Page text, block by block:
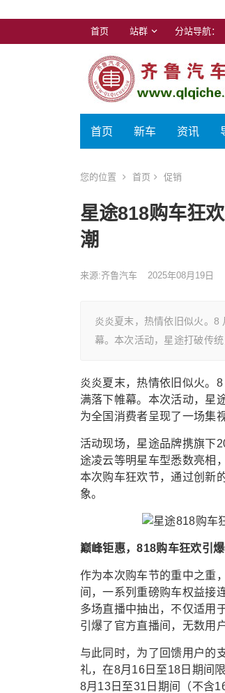
首页 站群 分站导航：
首页 新车 资讯
您的位置 首页 促销
星途818购车狂
潮
来源:齐鲁汽车 2025年08月19日
炎炎夏末，热情依旧似火。8
幕。本次活动，星途打破传
炎炎夏末，热情依旧似火。
满落下帷幕。本次活动，星
为全国消费者呈现了一场集
活动现场，星途品牌携旗下
途凌云等明星车型悉数亮相
本次购车狂欢节，通过创新
象。
巅峰钜惠，818购车狂欢引
作为本次购车节的重中之重
间，一系列重磅购车权益接
多场直播中抽出，不仅适用
引爆了官方直播间，无数用
与此同时，为了回馈用户的
礼，在8月16日至18日期间
8月13日至31日期间（不含